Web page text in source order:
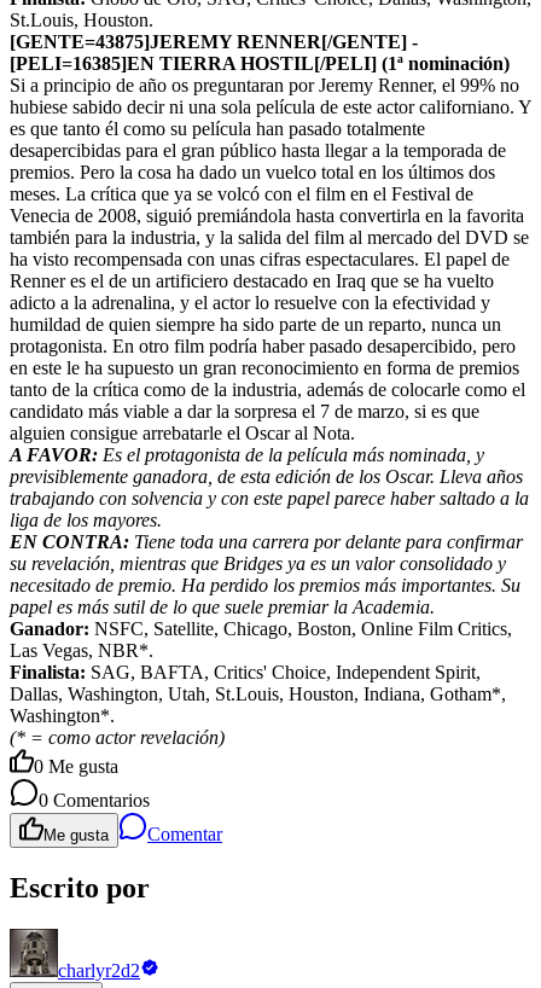
St.Louis, Houston.
[GENTE=43875]JEREMY RENNER[/GENTE] -
[PELI=16385]EN TIERRA HOSTIL[/PELI] (1ª nominación)
Si a principio de año os preguntaran por Jeremy Renner, el 99% no
hubiese sabido decir ni una sola película de este actor californiano. Y
es que tanto él como su película han pasado totalmente
desapercibidas para el gran público hasta llegar a la temporada de
premios. Pero la cosa ha dado un vuelco total en los últimos dos
meses. La crítica que ya se volcó con el film en el Festival de
Venecia de 2008, siguió premiándola hasta convertirla en la favorita
también para la industria, y la salida del film al mercado del DVD se
ha visto recompensada con unas cifras espectaculares. El papel de
Renner es el de un artificiero destacado en Iraq que se ha vuelto
adicto a la adrenalina, y el actor lo resuelve con la efectividad y
humildad de quien siempre ha sido parte de un reparto, nunca un
protagonista. En otro film podría haber pasado desapercibido, pero
en este le ha supuesto un gran reconocimiento en forma de premios
tanto de la crítica como de la industria, además de colocarle como el
candidato más viable a dar la sorpresa el 7 de marzo, si es que
alguien consigue arrebatarle el Oscar al Nota.
A FAVOR: Es el protagonista de la película más nominada, y
previsiblemente ganadora, de esta edición de los Oscar. Lleva años
trabajando con solvencia y con este papel parece haber saltado a la
liga de los mayores.
EN CONTRA: Tiene toda una carrera por delante para confirmar
su revelación, mientras que Bridges ya es un valor consolidado y
necesitado de premio. Ha perdido los premios más importantes. Su
papel es más sutil de lo que suele premiar la Academia.
Ganador: NSFC, Satellite, Chicago, Boston, Online Film Critics,
Las Vegas, NBR*.
Finalista: SAG, BAFTA, Critics' Choice, Independent Spirit,
Dallas, Washington, Utah, St.Louis, Houston, Indiana, Gotham*,
Washington*.
(* = como actor revelación)
0 Me gusta
0 Comentarios
Me gusta Comentar
Escrito por
charlyr2d2